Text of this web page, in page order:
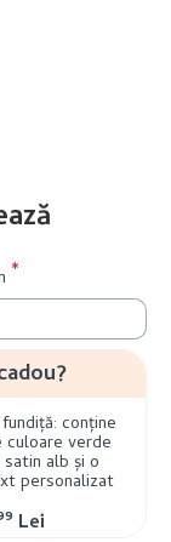
conține
culoare verde
alb și o
personalizat
Lei